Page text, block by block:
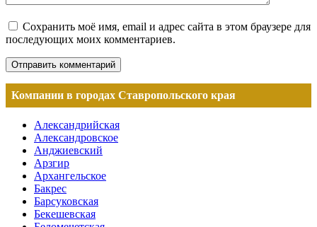
Сохранить моё имя, email и адрес сайта в этом браузере для
последующих моих комментариев.
Компании в городах Ставропольского края
Александрийская
Александровское
Анджиевский
Арзгир
Архангельское
Бакрес
Барсуковская
Бекешевская